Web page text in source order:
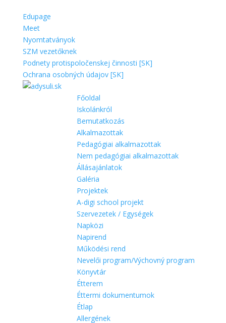
Edupage
Meet
Nyomtatványok
SZM vezetőknek
Podnety protispoločenskej činnosti [SK]
Ochrana osobných údajov [SK]
Főoldal
Iskolánkról
Bemutatkozás
Alkalmazottak
Pedagógiai alkalmazottak
Nem pedagógiai alkalmazottak
Állásajánlatok
Galéria
Projektek
A-digi school projekt
Szervezetek / Egységek
Napközi
Napirend
Működési rend
Nevelői program/Výchovný program
Könyvtár
Étterem
Éttermi dokumentumok
Étlap
Allergének